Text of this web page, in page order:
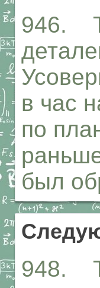
946.
в час
по
был
948.